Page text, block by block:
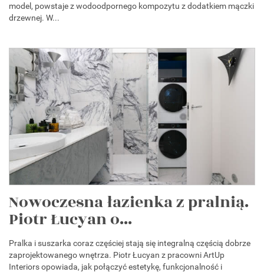
model, powstaje z wodoodpornego kompozytu z dodatkiem mączki
drzewnej. W...
Nowoczesna łazienka z pralnią.
Piotr Łucyan o...
Pralka i suszarka coraz częściej stają się integralną częścią dobrze
zaprojektowanego wnętrza. Piotr Łucyan z pracowni ArtUp
Interiors opowiada, jak połączyć estetykę, funkcjonalność i